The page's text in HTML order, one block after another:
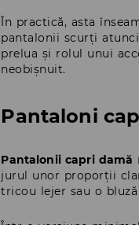
În practică, asta
pantalonii scurți
prelua și rolul unui
neobișnuit.
Pantaloni
Pantalonii capri damă
jurul unor proporții
tricou lejer sau o